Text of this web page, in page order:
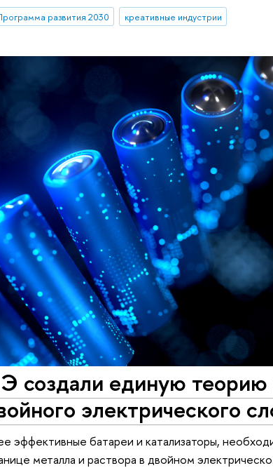
развития 2030 креативные индустрии
создали единую теорию
электрического
эффективные батареи и катализаторы,
металла и раствора в двойном